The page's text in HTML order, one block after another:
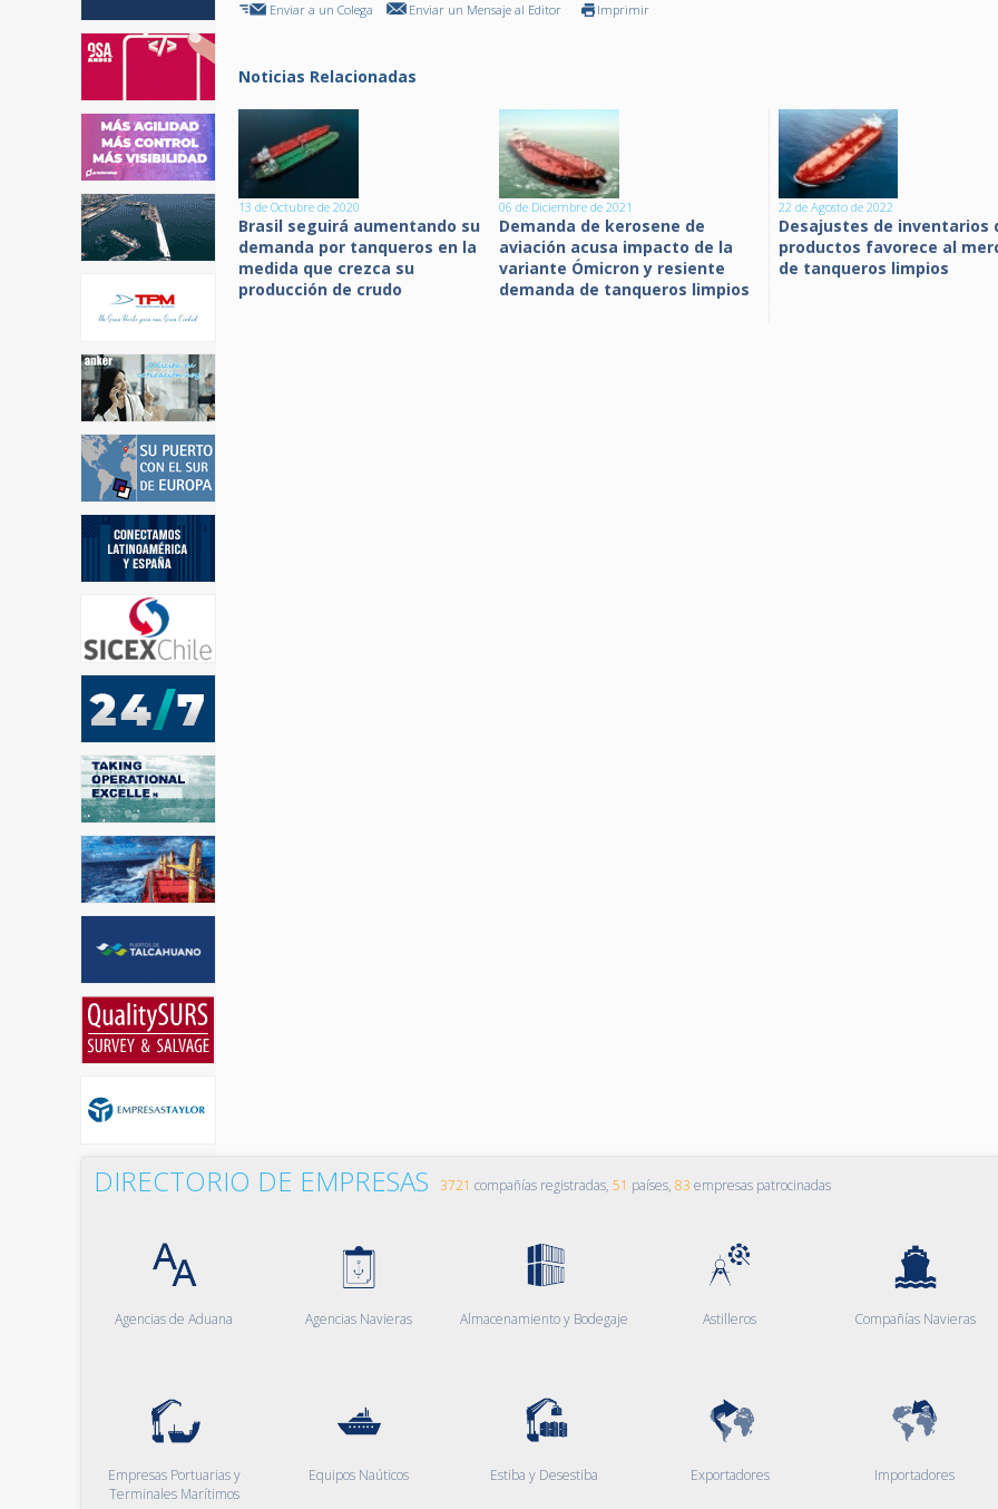
Enviar a un Colega Enviar un Mensaje al Editor Imprimir
Noticias Relacionadas
13 de Octubre de 2020
Brasil seguirá aumentando su
demanda por tanqueros en la
medida que crezca su
producción de crudo
06 de Diciembre de 2021
Demanda de kerosene de
aviación acusa impacto de la
variante Ómicron y resiente
demanda de tanqueros limpios
22 de Agosto de 2022
Desajustes de inventarios
productos favorece al
de tanqueros limpios
DIRECTORIO DE EMPRESAS 3721 compañías registradas, 51 países, 83 empresas patrocinadas
Agencias de Aduana Agencias Navieras Almacenamiento y Bodegaje Astilleros Compañías Navieras
Empresas Portuarias y
Terminales Marítimos
Equipos Naúticos Estiba y Desestiba Exportadores Importadores